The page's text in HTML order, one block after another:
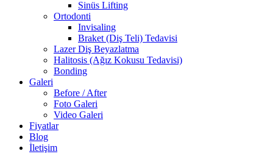
Sinüs Lifting
Ortodonti
Invisaling
Braket (Diş Teli) Tedavisi
Lazer Diş Beyazlatma
Halitosis (Ağız Kokusu Tedavisi)
Bonding
Galeri
Before / After
Foto Galeri
Video Galeri
Fiyatlar
Blog
İletişim